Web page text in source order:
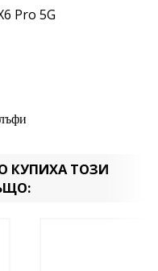
Pro 5G
КУПИХА ТОЗИ